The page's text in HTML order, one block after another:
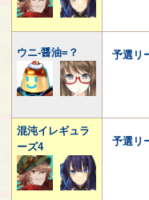
ウニ-醤油=？
予選リ
混沌イレギュラ
ーズ4
予選リ